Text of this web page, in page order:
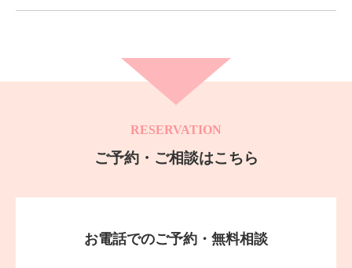
RESERVATION
ご予約・ご相談はこちら
お電話でのご予約・無料相談